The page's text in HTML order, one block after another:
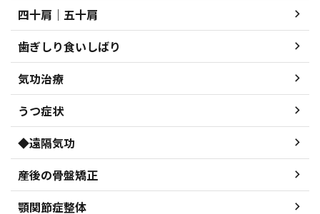
四十肩｜五十肩
歯ぎしり食いしばり
気功治療
うつ症状
◆遠隔気功
産後の骨盤矯正
顎関節症整体